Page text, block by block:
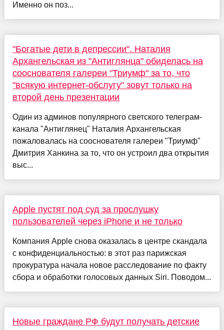
Именно он поз...
"Богатые дети в депрессии". Наталия
Архангельская из "Антиглянца" обиделась на
сооснователя галереи "Триумф" за то, что
"всякую интернет-обслугу" зовут только на
второй день презентации
Один из админов популярного светского телеграм-
канала "Антиглянец" Наталия Архангельская
пожаловалась на сооснователя галереи "Триумф"
Дмитрия Ханкина за то, что он устроил два открытия
выс...
Apple пустят под суд за прослушку
пользователей через iPhone и не только
Компания Apple снова оказалась в центре скандала
с конфиденциальностью: в этот раз парижская
прокуратура начала новое расследование по факту
сбора и обработки голосовых данных Siri. Поводом...
Новые граждане РФ будут получать детские